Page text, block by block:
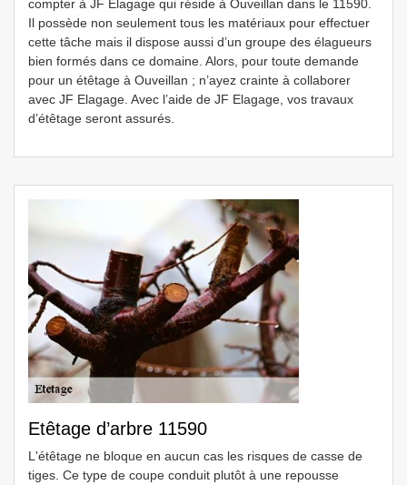
compter à JF Elagage qui réside à Ouveillan dans le 11590.
Il possède non seulement tous les matériaux pour effectuer
cette tâche mais il dispose aussi d’un groupe des élagueurs
bien formés dans ce domaine. Alors, pour toute demande
pour un étêtage à Ouveillan ; n’ayez crainte à collaborer
avec JF Elagage. Avec l’aide de JF Elagage, vos travaux
d’étêtage seront assurés.
Etêtage d’arbre 11590
L'étêtage ne bloque en aucun cas les risques de casse de
tiges. Ce type de coupe conduit plutôt à une repousse